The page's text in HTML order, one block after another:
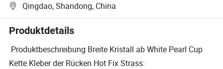
Qingdao, Shandong, China
Produktdetails
Produktbeschreibung Breite Kristall ab White Pearl Cup
Kette Kleber der Rücken Hot Fix Strass: